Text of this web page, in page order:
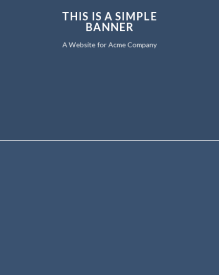
THIS IS A SIMPLE
BANNER
A Website for Acme Company